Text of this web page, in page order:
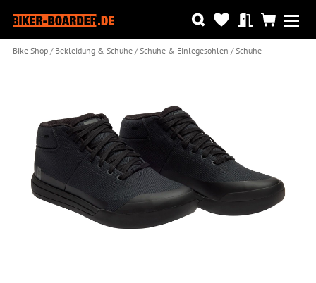
Bike Shop Bekleidung & Schuhe Schuhe & Einlegesohlen Schuhe